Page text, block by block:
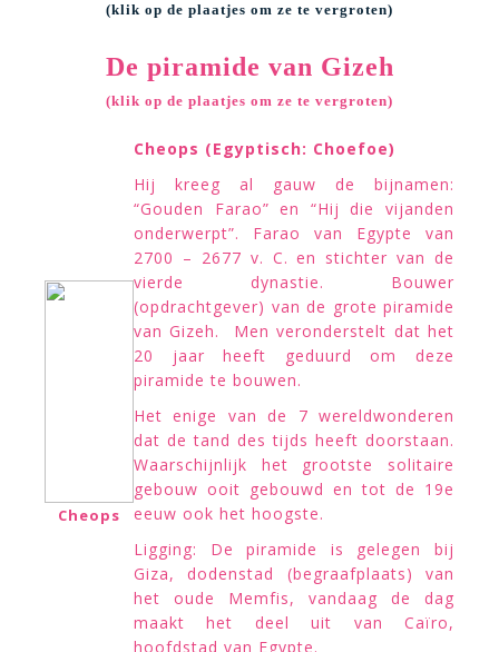
(klik op de plaatjes om ze te vergroten)
De piramide van Gizeh
(klik op de plaatjes om ze te vergroten)
Cheops
Cheops (Egyptisch: Choefoe)
Hij kreeg al gauw de bijnamen:
“Gouden Farao” en “Hij die vijanden
onderwerpt”. Farao van Egypte van
2700 – 2677 v. C. en stichter van de
vierde dynastie. Bouwer
(opdrachtgever) van de grote piramide
van Gizeh. Men veronderstelt dat het
20 jaar heeft geduurd om deze
piramide te bouwen.
Het enige van de 7 wereldwonderen
dat de tand des tijds heeft doorstaan.
Waarschijnlijk het grootste solitaire
gebouw ooit gebouwd en tot de 19e
eeuw ook het hoogste.
Ligging: De piramide is gelegen bij
Giza, dodenstad (begraafplaats) van
het oude Memfis, vandaag de dag
maakt het deel uit van Caïro,
hoofdstad van Egypte.